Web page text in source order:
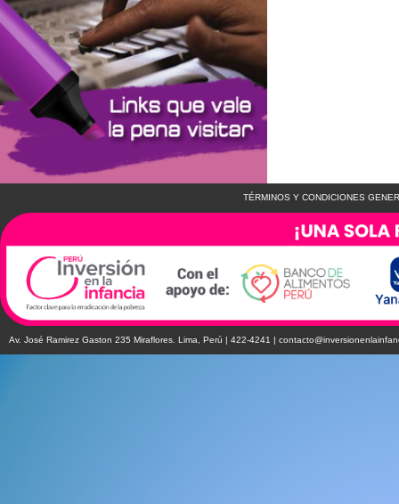
TÉRMINOS Y CONDICIONES
Av. José Ramirez Gaston 235 Miraflores. Lima, Perú | 422-4241 |